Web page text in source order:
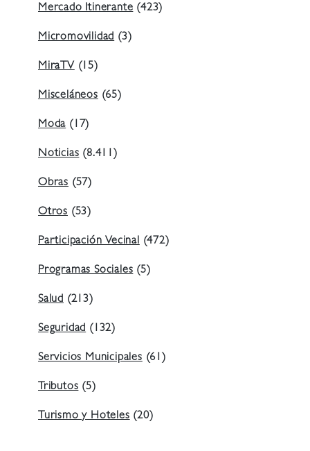
Mercado Itinerante(423)
Micromovilidad(3)
MiraTV(15)
Misceláneos(65)
Moda(17)
Noticias(8.411)
Obras (57)
Otros (53)
Participación Vecinal(472)
Programas Sociales(5)
Salud (213)
Seguridad(132)
Servicios Municipales(61)
Tributos(5)
Turismo y Hoteles(20)